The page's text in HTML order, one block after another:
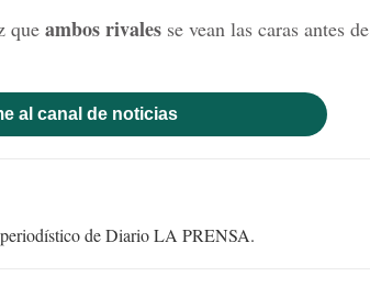
que ambos rivales se vean las caras antes de
al canal de noticias
de Diario LA PRENSA.